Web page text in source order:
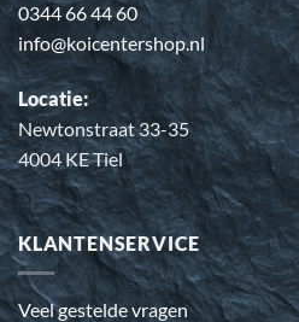
0344 66 44 60
info@koicentershop.nl
Locatie:
Newtonstraat 33-35
4004 KE Tiel
KLANTENSERVICE
Veel gestelde vragen